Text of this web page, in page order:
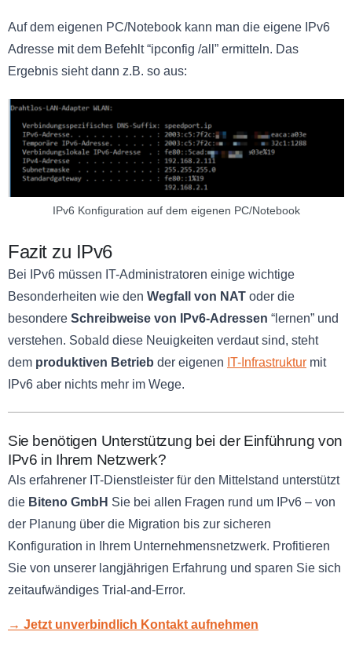
Auf dem eigenen PC/Notebook kann man die eigene IPv6
Adresse mit dem Befehlt “ipconfig /all” ermitteln. Das
Ergebnis sieht dann z.B. so aus:
IPv6 Konfiguration auf dem eigenen PC/Notebook
Fazit zu IPv6
Bei IPv6 müssen IT-Administratoren einige wichtige
Besonderheiten wie den Wegfall von NAT oder die
besondere Schreibweise von IPv6-Adressen “lernen” und
verstehen. Sobald diese Neuigkeiten verdaut sind, steht
dem produktiven Betrieb der eigenen IT-Infrastruktur mit
IPv6 aber nichts mehr im Wege.
Sie benötigen Unterstützung bei der Einführung von
IPv6 in Ihrem Netzwerk?
Als erfahrener IT-Dienstleister für den Mittelstand unterstützt
die Biteno GmbH Sie bei allen Fragen rund um IPv6 – von
der Planung über die Migration bis zur sicheren
Konfiguration in Ihrem Unternehmensnetzwerk. Profitieren
Sie von unserer langjährigen Erfahrung und sparen Sie sich
zeitaufwändiges Trial-and-Error.
→ Jetzt unverbindlich Kontakt aufnehmen